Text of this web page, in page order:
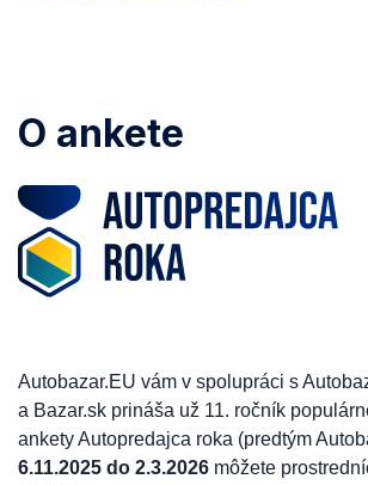
O ankete
Autobazar.EU vám v spolupráci s
a Bazar.sk prináša už 11. ročník
ankety Autopredajca roka (predtým
6.11.2025 do 2.3.2026 môžete